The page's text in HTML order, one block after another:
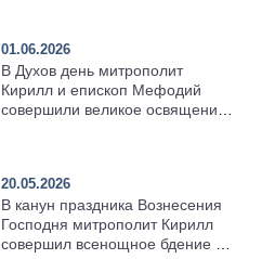
01.06.2026
В Духов день митрополит
Кирилл и епископ Мефодий
совершили великое освящение
20.05.2026
В канун праздника Вознесения
Господня митрополит Кирилл
совершил всенощное бдение в